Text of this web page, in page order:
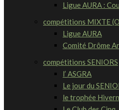
Ligue AURA :
compétitions MIXTE
Ligue AURA
Comité Drôme
compétitions SENIORS
l’ ASGRA
Le jour du
le trophée